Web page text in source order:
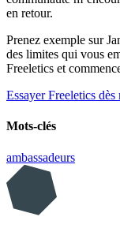
en retour.
Prenez exemple sur
des limites qui vous
Freeletics et
Essayer Freeletics dès
Mots-clés
ambassadeurs